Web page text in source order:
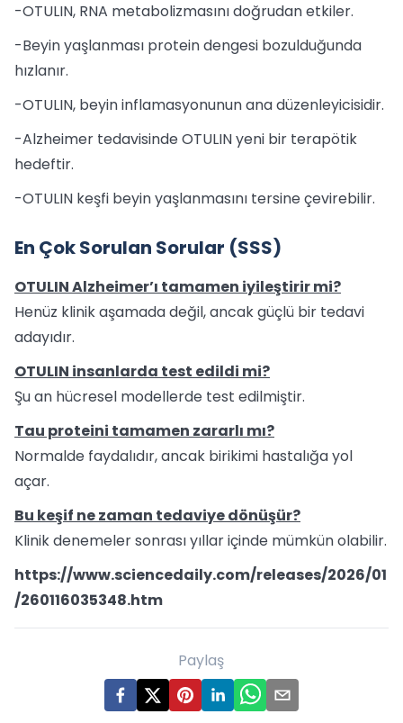
-OTULIN, RNA metabolizmasını doğrudan etkiler.
-Beyin yaşlanması protein dengesi bozulduğunda
hızlanır.
-OTULIN, beyin inflamasyonunun ana düzenleyicisidir.
-Alzheimer tedavisinde OTULIN yeni bir terapötik
hedeftir.
-OTULIN keşfi beyin yaşlanmasını tersine çevirebilir.
En Çok Sorulan Sorular (SSS)
OTULIN Alzheimer’ı tamamen iyileştirir mi?
Henüz klinik aşamada değil, ancak güçlü bir tedavi
adayıdır.
OTULIN insanlarda test edildi mi?
Şu an hücresel modellerde test edilmiştir.
Tau proteini tamamen zararlı mı?
Normalde faydalıdır, ancak birikimi hastalığa yol
açar.
Bu keşif ne zaman tedaviye dönüşür?
Klinik denemeler sonrası yıllar içinde mümkün olabilir.
https://www.sciencedaily.com/releases/2026/01
/260116035348.htm
Paylaş